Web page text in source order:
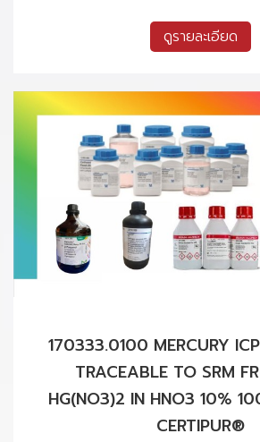
ดูรายละเอียด
170333.0100 MERCURY
TRACEABLE TO SRM
HG(NO3)2 IN HNO3 10%
CERTIPUR®